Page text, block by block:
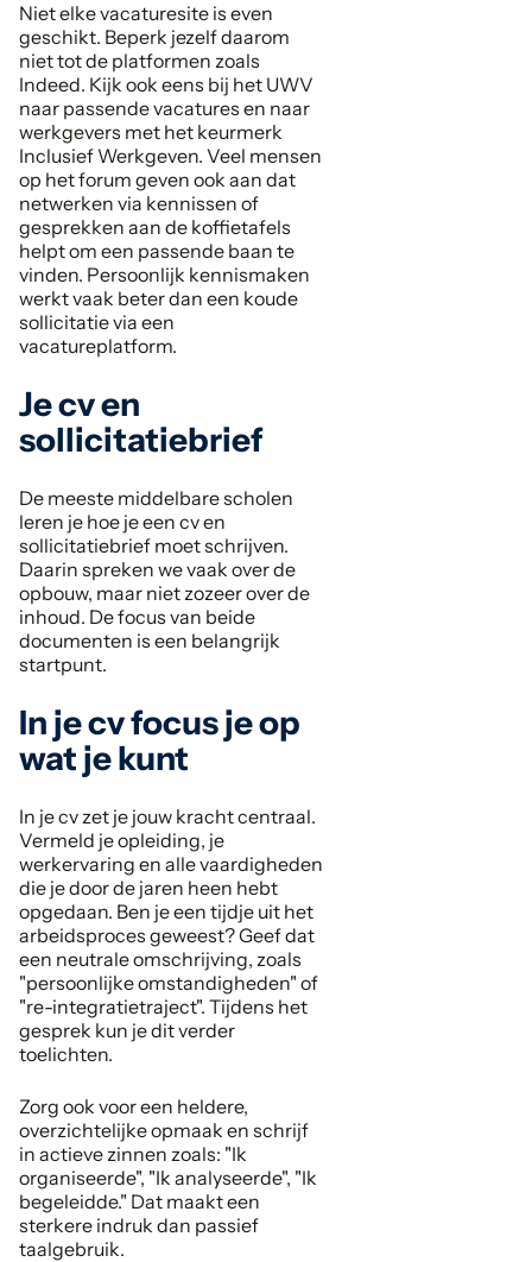
Niet elke vacaturesite is even
geschikt. Beperk jezelf daarom
niet tot de platformen zoals
Indeed. Kijk ook eens bij het UWV
naar passende vacatures en naar
werkgevers met het keurmerk
Inclusief Werkgeven. Veel mensen
op het forum geven ook aan dat
netwerken via kennissen of
gesprekken aan de koffietafels
helpt om een passende baan te
vinden. Persoonlijk kennismaken
werkt vaak beter dan een koude
sollicitatie via een
vacatureplatform.
Je cv en
sollicitatiebrief
De meeste middelbare scholen
leren je hoe je een cv en
sollicitatiebrief moet schrijven.
Daarin spreken we vaak over de
opbouw, maar niet zozeer over de
inhoud. De focus van beide
documenten is een belangrijk
startpunt.
In je cv focus je op
wat je kunt
In je cv zet je jouw kracht centraal.
Vermeld je opleiding, je
werkervaring en alle vaardigheden
die je door de jaren heen hebt
opgedaan. Ben je een tijdje uit het
arbeidsproces geweest? Geef dat
een neutrale omschrijving, zoals
"persoonlijke omstandigheden" of
"re-integratietraject". Tijdens het
gesprek kun je dit verder
toelichten.
Zorg ook voor een heldere,
overzichtelijke opmaak en schrijf
in actieve zinnen zoals: "Ik
organiseerde", "Ik analyseerde", "Ik
begeleidde." Dat maakt een
sterkere indruk dan passief
taalgebruik.